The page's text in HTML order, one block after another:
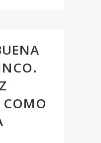
COMO